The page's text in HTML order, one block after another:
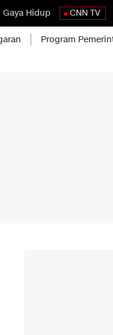
Gaya Hidup CNN TV
Program